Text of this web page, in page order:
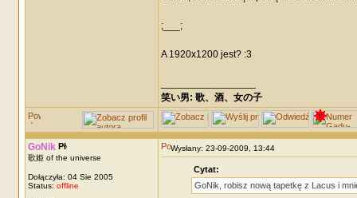
;___;
A 1920x1200 jest? :3
笑い男: 歌、酒、女の子 DRM:
GoNik
歌姫 of the universe
Dołączyła: 04 Sie 2005
Status: offline
Wysłany: 23-09-2009, 13:44
Cytat:
GoNik, robisz nową tapetkę z Lacus i